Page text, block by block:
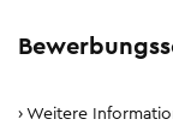
Weitere